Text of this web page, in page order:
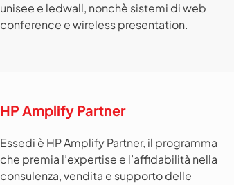
unisee e ledwall, nonchè sistemi di web
conference e wireless presentation.
HP Amplify Partner
Essedi è HP Amplify Partner, il programma
che premia l’expertise e l’affidabilità nella
consulenza, vendita e supporto delle